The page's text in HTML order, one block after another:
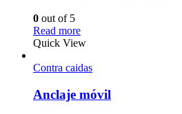
0 out of 5
Read more
Quick View
Contra caidas
Anclaje móvil